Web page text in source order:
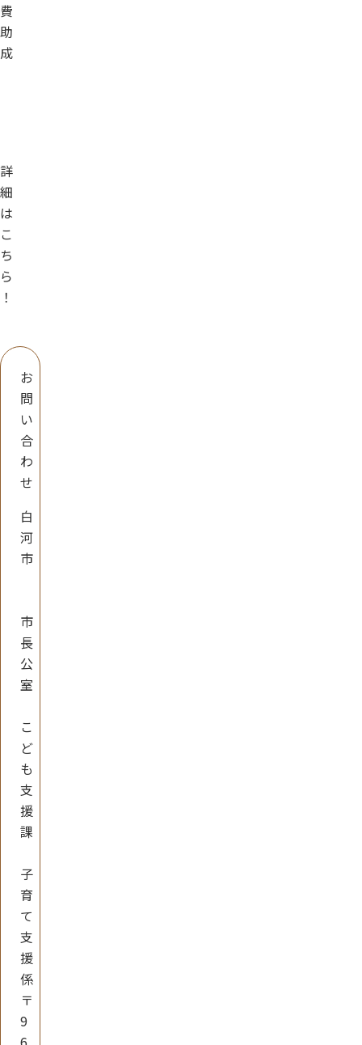
費
助
成
詳
細
は
こ
ち
ら
！
お
問
い
合
わ
せ
白
河
市
市
長
公
室
こ
ど
も
支
援
課
子
育
て
支
援
係
〒
9